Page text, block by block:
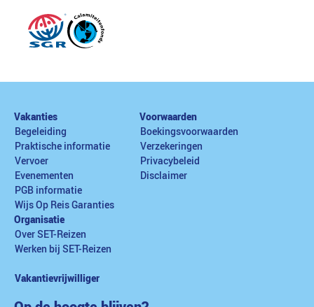
Vakanties
Begeleiding
Praktische informatie
Vervoer
Evenementen
PGB informatie
Wijs Op Reis Garanties
Voorwaarden
Boekingsvoorwaarden
Verzekeringen
Privacybeleid
Disclaimer
Organisatie
Over SET-Reizen
Werken bij SET-Reizen
Vakantievrijwilliger